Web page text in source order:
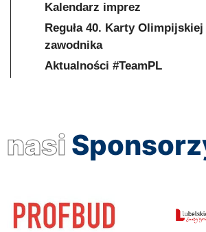
Kalendarz imprez
Reguła 40. Karty
zawodnika
Aktualności #TeamPL
nasi